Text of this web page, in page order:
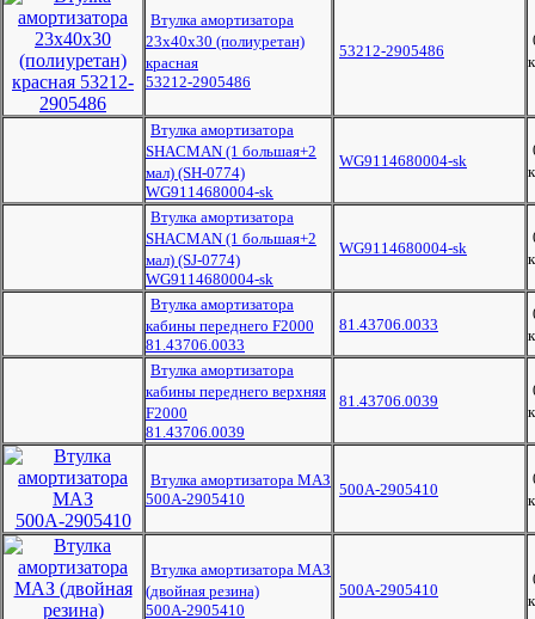
Втулка амортизатора
23х40х30 (полиуретан)
красная
53212-2905486
53212-2905486
Втулка амортизатора
SHACMAN (1 большая+2
мал) (SH-0774)
WG9114680004-sk
WG9114680004-sk
Втулка амортизатора
SHACMAN (1 большая+2
мал) (SJ-0774)
WG9114680004-sk
WG9114680004-sk
Втулка амортизатора
кабины переднего F2000
81.43706.0033
81.43706.0033
Втулка амортизатора
кабины переднего верхняя
F2000
81.43706.0039
81.43706.0039
Втулка амортизатора МАЗ
500А-2905410
500А-2905410
Втулка амортизатора МАЗ
(двойная резина)
500А-2905410
500А-2905410